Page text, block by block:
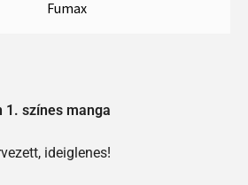
Fumax
1. színes manga
ideiglenes!